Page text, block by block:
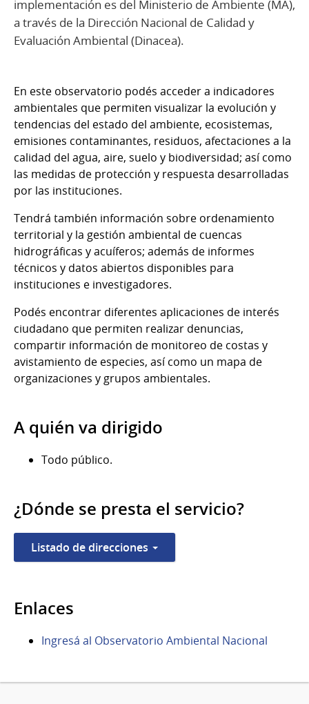
implementación es del Ministerio de Ambiente (MA),
a través de la Dirección Nacional de Calidad y
Evaluación Ambiental (Dinacea).
En este observatorio podés acceder a indicadores
ambientales que permiten visualizar la evolución y
tendencias del estado del ambiente, ecosistemas,
emisiones contaminantes, residuos, afectaciones a la
calidad del agua, aire, suelo y biodiversidad; así como
las medidas de protección y respuesta desarrolladas
por las instituciones.
Tendrá también información sobre ordenamiento
territorial y la gestión ambiental de cuencas
hidrográficas y acuíferos; además de informes
técnicos y datos abiertos disponibles para
instituciones e investigadores.
Podés encontrar diferentes aplicaciones de interés
ciudadano que permiten realizar denuncias,
compartir información de monitoreo de costas y
avistamiento de especies, así como un mapa de
organizaciones y grupos ambientales.
A quién va dirigido
Todo público.
¿Dónde se presta el servicio?
Listado de direcciones
Enlaces
Ingresá al Observatorio Ambiental Nacional